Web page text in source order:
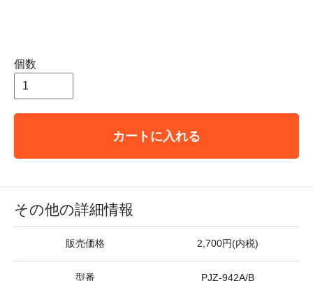
個数
カートに入れる
その他の詳細情報
販売価格 2,700円(内税)
型番 PJZ-942A/B